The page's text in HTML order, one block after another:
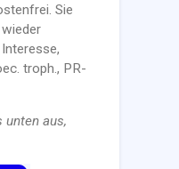
Sie
troph., PR-
unten aus,